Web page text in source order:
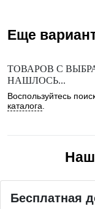
Еще
ТОВАРОВ С
НАШЛОСЬ...
Воспользуйтесь
каталога
Бесплатная